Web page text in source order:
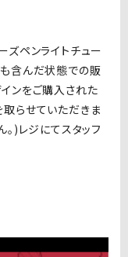
ズペンライトチュー
含んだ状態での販
ンをご購入された
らせていただきま
) レジにてスタッフ